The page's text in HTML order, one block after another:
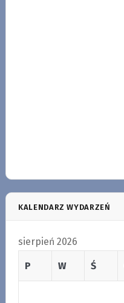
KALENDARZ WYDARZEŃ
sierpień 2026
P W Ś